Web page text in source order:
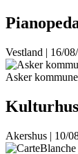
Vestland | 16/
Asker kommune
Akershus | 10/